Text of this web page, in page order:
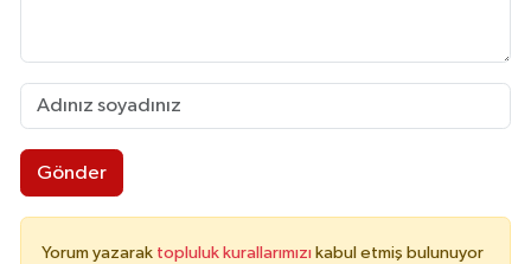
Gönder
Yorum yazarak topluluk kurallarımızı kabul etmiş bulunuyor